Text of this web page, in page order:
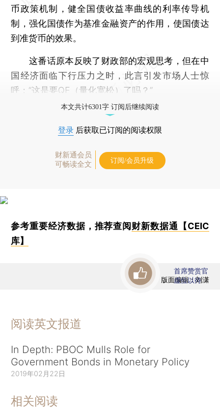
币政策机制，健全国债收益率曲线的利率传导机
制，强化国债作为基准金融资产的作用，使国债达
到准货币的效果。
这番话原本反映了财政部的宏观思考，但在中
国经济面临下行压力之时，此言引发市场人士惊
呼：“这是要QE（量化宽松）了吗？”
本文共计6301字 订阅后继续阅读
登录 后获取已订阅的阅读权限
财新通会员
可畅读全文
订阅/会员升级
参考重要经济数据，推荐查阅财新数据通【CEIC
库】
版面编辑：刘潇
首席赞赏官
虚位以待
阅读英文报道
In Depth: PBOC Mulls Role for
Government Bonds in Monetary Policy
2019年02月22日
相关阅读